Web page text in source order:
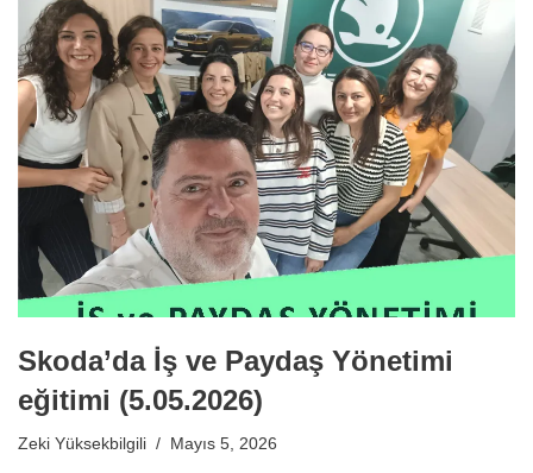
Skoda’da İş ve Paydaş Yönetimi
eğitimi (5.05.2026)
Zeki Yüksekbilgili Mayıs 5, 2026